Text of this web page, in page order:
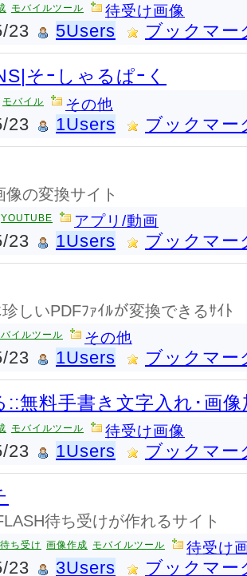
モバイルツール 待受け画像
23 5Users ブックマー
そｰしゃるぱｰく
モバイル その他
23 1Users ブックマー
像の変換サイト
YOUTUBE アプリ/動画
23 1Users ブックマー
しいPDFﾌｧｲﾙが変換できるｻｲﾄ
イルツール その他
23 1Users ブックマー
::無料手書き文字入れ･画像
モバイルツール 待受け画像
23 1Users ブックマー
待ち受けが作れるサイト
ち受け 画像作成 モバイルツール 待受け
23 3Users ブックマー